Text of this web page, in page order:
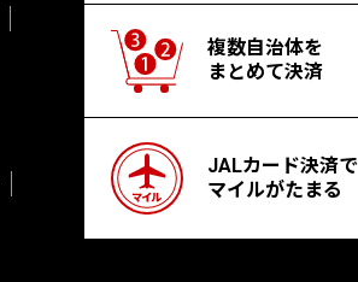
複数自治体を
まとめて決済
JALカード決済で
マイルがたまる